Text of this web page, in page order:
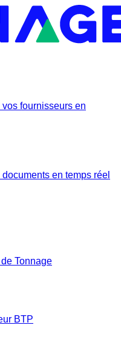
fournisseurs en
en temps réel
Tonnage
BTP